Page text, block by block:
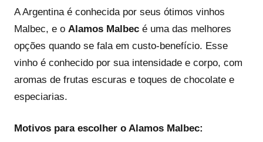
A Argentina é conhecida por seus ótimos vinhos
Malbec, e o Alamos Malbec é uma das melhores
opções quando se fala em custo-benefício. Esse
vinho é conhecido por sua intensidade e corpo, com
aromas de frutas escuras e toques de chocolate e
especiarias.
Motivos para escolher o Alamos Malbec: